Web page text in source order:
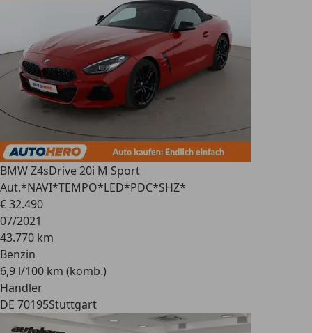
BMW Z4sDrive 20i M Sport
Aut.*NAVI*TEMPO*LED*PDC*SHZ*
€ 32.490
07/2021
43.770 km
Benzin
6,9 l/100 km (komb.)
Händler
DE 70195Stuttgart